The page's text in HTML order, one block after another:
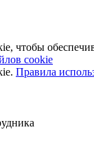
чтобы
cookie
Правила